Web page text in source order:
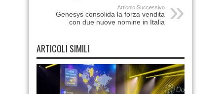
Articolo Successivo
Genesys consolida la forza vendita
con due nuove nomine in Italia
ARTICOLI SIMILI